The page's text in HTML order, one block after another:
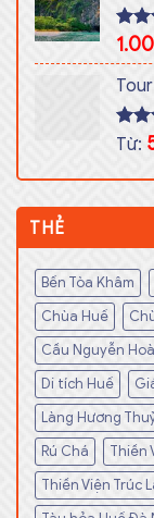
out
Từ:
THẺ
Bến Tòa Khâm
Chùa Huế
Cầu Nguyễn
Di tích Huế
Làng Hương
Rú Chá
Thiền
Thiền Viện Trúc